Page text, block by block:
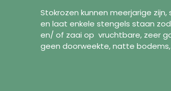
Stokrozen kunnen meerjarige
en laat enkele stengels staan
en/ of zaai op vruchtbare, zeer
geen doorweekte, natte
Discover
Seeds
FAQ